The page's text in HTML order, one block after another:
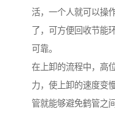
活，一个人就可以操
了，可方便回收节能
可靠。
在上卸的流程中，高
力，使上卸的速度变
管就能够避免鹤管之